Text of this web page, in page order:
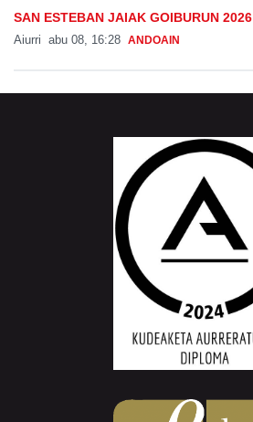
SAN ESTEBAN JAIAK GOIBURUN 2026
Aiurri abu 08, 16:28 ANDOAIN